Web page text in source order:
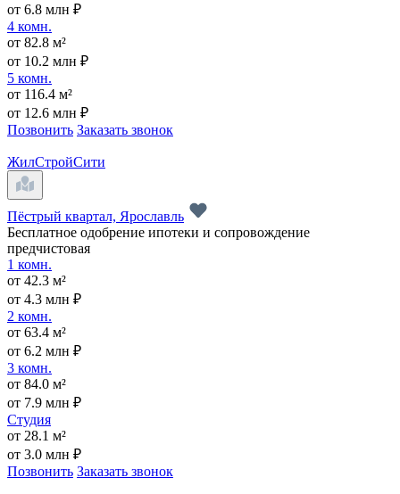
от 6.8 млн ₽
4 комн.
от 82.8 м²
от 10.2 млн ₽
5 комн.
от 116.4 м²
от 12.6 млн ₽
Позвонить Заказать звонок
ЖилСтройСити
Пёстрый квартал, Ярославль
Бесплатное одобрение ипотеки и сопровождение
предчистовая
1 комн.
от 42.3 м²
от 4.3 млн ₽
2 комн.
от 63.4 м²
от 6.2 млн ₽
3 комн.
от 84.0 м²
от 7.9 млн ₽
Студия
от 28.1 м²
от 3.0 млн ₽
Позвонить Заказать звонок